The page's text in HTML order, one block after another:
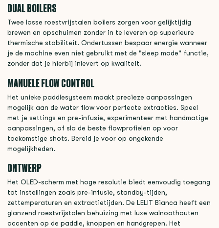
DUAL BOILERS
Twee losse roestvrijstalen boilers zorgen voor gelijktijdig
brewen en opschuimen zonder in te leveren op superieure
thermische stabiliteit. Ondertussen bespaar energie wanneer
je de machine even niet gebruikt met de "sleep mode" functie,
zonder dat je hierbij inlevert op kwaliteit.
MANUELE FLOW CONTROL
Het unieke paddlesysteem maakt precieze aanpassingen
mogelijk aan de water flow voor perfecte extracties. Speel
met je settings en pre-infusie, experimenteer met handmatige
aanpassingen, of sla de beste flowprofielen op voor
toekomstige shots. Bereid je voor op ongekende
mogelijkheden.
ONTWERP
Het OLED-scherm met hoge resolutie biedt eenvoudig toegang
tot instellingen zoals pre-infusie, standby-tijden,
zettemperaturen en extractietijden. De LELIT Bianca heeft een
glanzend roestvrijstalen behuizing met luxe walnoothouten
accenten op de paddle, knoppen en handgrepen. Het